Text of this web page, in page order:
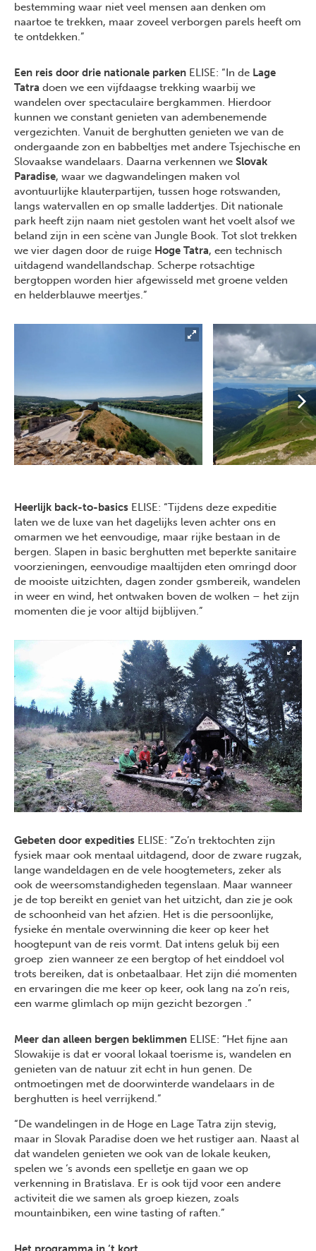
bestemming waar niet veel mensen aan denken om
naartoe te trekken, maar zoveel verborgen parels heeft om
te ontdekken.”
Een reis door drie nationale parken ELISE: “In de Lage
Tatra doen we een vijfdaagse trekking waarbij we
wandelen over spectaculaire bergkammen. Hierdoor
kunnen we constant genieten van adembenemende
vergezichten. Vanuit de berghutten genieten we van de
ondergaande zon en babbeltjes met andere Tsjechische en
Slovaakse wandelaars. Daarna verkennen we Slovak
Paradise, waar we dagwandelingen maken vol
avontuurlijke klauterpartijen, tussen hoge rotswanden,
langs watervallen en op smalle laddertjes. Dit nationale
park heeft zijn naam niet gestolen want het voelt alsof we
beland zijn in een scène van Jungle Book. Tot slot trekken
we vier dagen door de ruige Hoge Tatra, een technisch
uitdagend wandellandschap. Scherpe rotsachtige
bergtoppen worden hier afgewisseld met groene velden
en helderblauwe meertjes.”
Heerlijk back-to-basics ELISE: “Tijdens deze expeditie
laten we de luxe van het dagelijks leven achter ons en
omarmen we het eenvoudige, maar rijke bestaan in de
bergen. Slapen in basic berghutten met beperkte sanitaire
voorzieningen, eenvoudige maaltijden eten omringd door
de mooiste uitzichten, dagen zonder gsmbereik, wandelen
in weer en wind, het ontwaken boven de wolken – het zijn
momenten die je voor altijd bijblijven.”
Gebeten door expedities ELISE: “Zo’n trektochten zijn
fysiek maar ook mentaal uitdagend, door de zware rugzak,
lange wandeldagen en de vele hoogtemeters, zeker als
ook de weersomstandigheden tegenslaan. Maar wanneer
je de top bereikt en geniet van het uitzicht, dan zie je ook
de schoonheid van het afzien. Het is die persoonlijke,
fysieke én mentale overwinning die keer op keer het
hoogtepunt van de reis vormt. Dat intens geluk bij een
groep zien wanneer ze een bergtop of het einddoel vol
trots bereiken, dat is onbetaalbaar. Het zijn dié momenten
en ervaringen die me keer op keer, ook lang na zo’n reis,
een warme glimlach op mijn gezicht bezorgen .”
Meer dan alleen bergen beklimmen ELISE: “Het fijne aan
Slowakije is dat er vooral lokaal toerisme is, wandelen en
genieten van de natuur zit echt in hun genen. De
ontmoetingen met de doorwinterde wandelaars in de
berghutten is heel verrijkend.”
“De wandelingen in de Hoge en Lage Tatra zijn stevig,
maar in Slovak Paradise doen we het rustiger aan. Naast al
dat wandelen genieten we ook van de lokale keuken,
spelen we ‘s avonds een spelletje en gaan we op
verkenning in Bratislava. Er is ook tijd voor een andere
activiteit die we samen als groep kiezen, zoals
mountainbiken, een wine tasting of raften.”